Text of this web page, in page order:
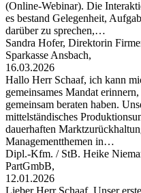
(Online-Webinar). Die
es bestand Gelegenheit,
darüber zu sprechen,…
Sandra Hofer, Direktorin
Sparkasse Ansbach,
16.03.2026
Hallo Herr Schaaf, ich kann
gemeinsames Mandat
gemeinsam beraten haben.
mittelständisches
dauerhaften
Managementthemen in…
Dipl.-Kfm. / StB. Heike
PartGmbB,
12.01.2026